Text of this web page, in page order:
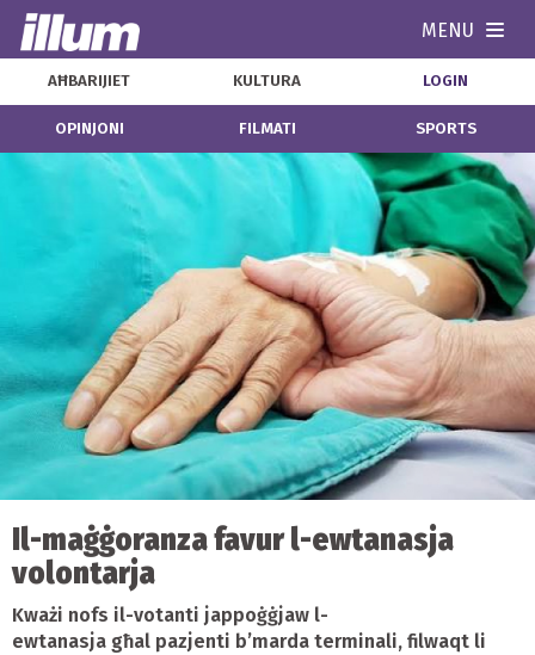
MENU
AĦBARIJIET KULTURA LOGIN
OPINJONI FILMATI SPORTS
Il-maġġoranza favur l-ewtanasja
volontarja
Kważi nofs il-votanti jappoġġjaw l-
ewtanasja għal pazjenti b’marda terminali, filwaqt li